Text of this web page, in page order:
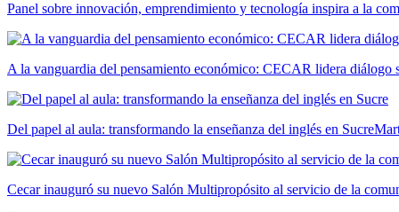
Panel sobre innovación, emprendimiento y tecnología inspira a la
A la vanguardia del pensamiento económico: CECAR lidera diálogo
Del papel al aula: transformando la enseñanza del inglés en Sucre
Cecar inauguró su nuevo Salón Multipropósito al servicio de la